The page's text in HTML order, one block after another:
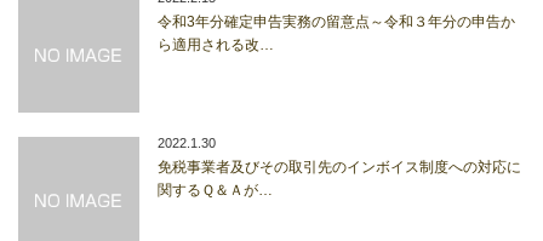
令和3年分確定申告実務の留意点～令和３年分の申告か
ら適用される改…
2022.1.30
免税事業者及びその取引先のインボイス制度への対応に
関するＱ＆Ａが…